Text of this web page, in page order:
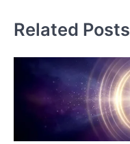
Related Posts